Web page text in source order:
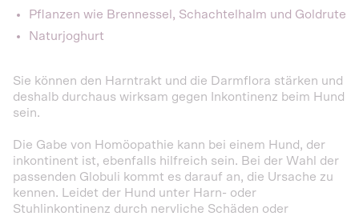
Pflanzen wie Brennessel, Schachtelhalm und Goldrute
Naturjoghurt
Sie können den Harntrakt und die Darmflora stärken und
deshalb durchaus wirksam gegen Inkontinenz beim Hund
sein.
Die Gabe von Homöopathie kann bei einem Hund, der
inkontinent ist, ebenfalls hilfreich sein. Bei der Wahl der
passenden Globuli kommt es darauf an, die Ursache zu
kennen. Leidet der Hund unter Harn- oder
Stuhlinkontinenz durch nervliche Schäden oder